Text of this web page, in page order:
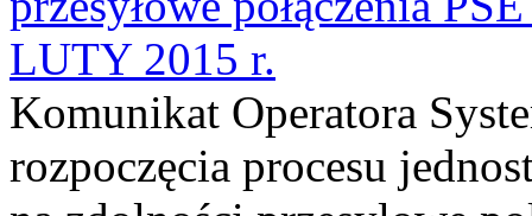
LUTY 2015 r.
Komunikat Operatora
rozpoczęcia procesu